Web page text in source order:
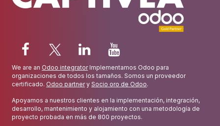
We are an Odoo integratorImplementamos Odoo para
organizaciones de todos los tamaños. Somos un proveedor
certificado. Odoo partnery Socio oro de Odoo.
Apoyamos a nuestros clientes en la implementación, integración,
desarrollo, mantenimiento y alojamiento con una metodología de
proyecto probada en más de 800 proyectos.